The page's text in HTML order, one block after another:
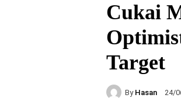
Cukai
Target
By Hasan 24/